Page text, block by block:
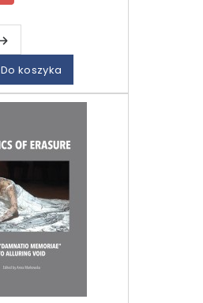
Do koszyka